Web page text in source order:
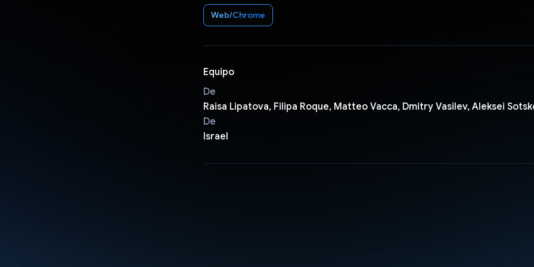
Web/Chrome
Equipo
De
Raisa Lipatova, Filipa Roque, Matteo Vacca, Dmitry Vasilev, Aleksei
De
Israel